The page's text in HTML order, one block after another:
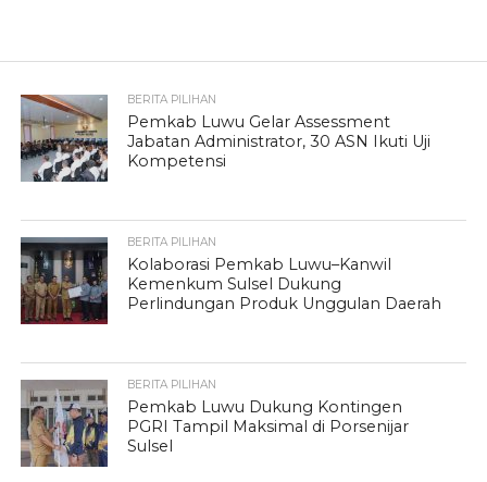
BERITA PILIHAN
Pemkab Luwu Gelar Assessment
Jabatan Administrator, 30 ASN Ikuti Uji
Kompetensi
BERITA PILIHAN
Kolaborasi Pemkab Luwu–Kanwil
Kemenkum Sulsel Dukung
Perlindungan Produk Unggulan Daerah
BERITA PILIHAN
Pemkab Luwu Dukung Kontingen
PGRI Tampil Maksimal di Porsenijar
Sulsel